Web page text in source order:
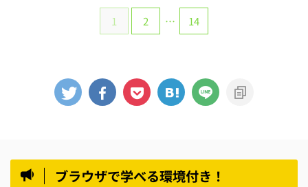
1 2 … 14
ブラウザで学べる環境付き！